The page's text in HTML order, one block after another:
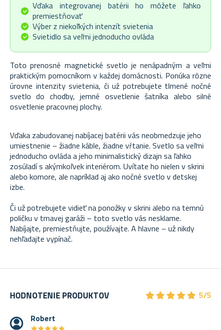
Vďaka integrovanej batérii ho môžete ľahko
premiestňovať
Výber z niekoľkých intenzít svietenia
Svietidlo sa veľmi jednoducho ovláda
Toto prenosné magnetické svetlo je nenápadným a veľmi
praktickým pomocníkom v každej domácnosti. Ponúka rôzne
úrovne intenzity svietenia, či už potrebujete tlmené nočné
svetlo do chodby, jemné osvetlenie šatníka alebo silné
osvetlenie pracovnej plochy.
Vďaka zabudovanej nabíjacej batérii vás neobmedzuje jeho
umiestnenie – žiadne káble, žiadne vŕtanie. Svetlo sa veľmi
jednoducho ovláda a jeho minimalistický dizajn sa ľahko
zosúladí s akýmkoľvek interiérom. Uvítate ho nielen v skrini
alebo komore, ale napríklad aj ako nočné svetlo v detskej
izbe.
Či už potrebujete vidieť na ponožky v skrini alebo na temnú
poličku v tmavej garáži – toto svetlo vás nesklame.
Nabíjajte, premiestňujte, používajte. A hlavne – už nikdy
nehľadajte vypínač.
HODNOTENIE PRODUKTOV ★★★★★
★★★★★ 5/5
Robert